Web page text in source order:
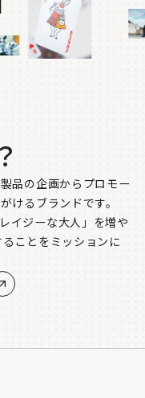
品の企画からプロモー
けるブランドです。
イジーな大人」を増や
ことをミッションに